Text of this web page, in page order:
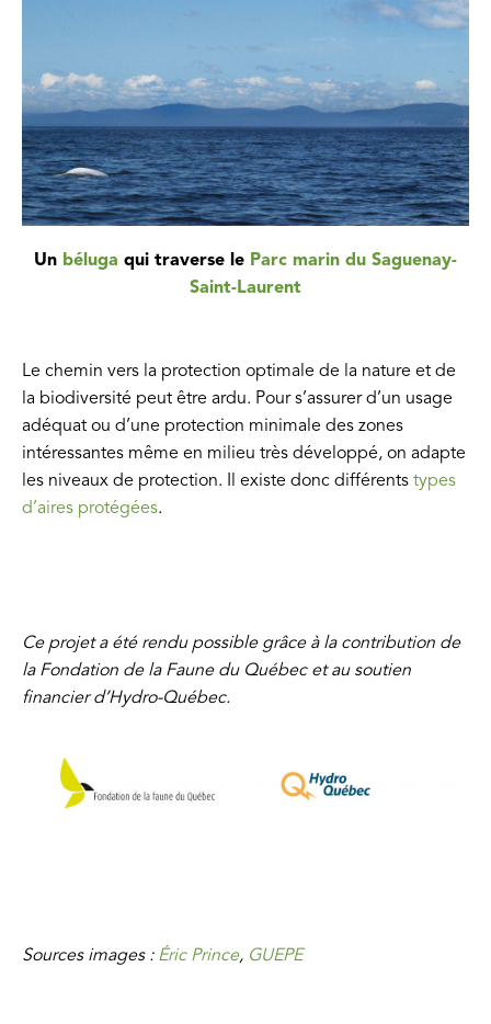
Un béluga qui traverse le Parc marin du Saguenay-
Saint-Laurent
Le chemin vers la protection optimale de la nature et de
la biodiversité peut être ardu. Pour s’assurer d’un usage
adéquat ou d’une protection minimale des zones
intéressantes même en milieu très développé, on adapte
les niveaux de protection. Il existe donc différents types
d’aires protégées.
Ce projet a été rendu possible grâce à la contribution de
la Fondation de la Faune du Québec et au soutien
financier d’Hydro-Québec.
Sources images : Éric Prince, GUEPE